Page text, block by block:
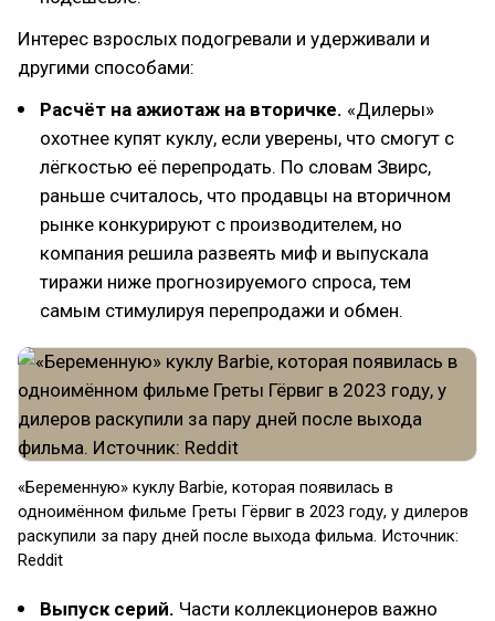
Интерес взрослых подогревали и удерживали и
другими способами:
Расчёт на ажиотаж на вторичке. «Дилеры»
охотнее купят куклу, если уверены, что смогут с
лёгкостью её перепродать. По словам Звирс,
раньше считалось, что продавцы на вторичном
рынке конкурируют с производителем, но
компания решила развеять миф и выпускала
тиражи ниже прогнозируемого спроса, тем
самым стимулируя перепродажи и обмен.
«Беременную» куклу Barbie, которая появилась в
одноимённом фильме Греты Гёрвиг в 2023 году, у дилеров
раскупили за пару дней после выхода фильма. Источник:
Reddit
Выпуск серий. Части коллекционеров важно